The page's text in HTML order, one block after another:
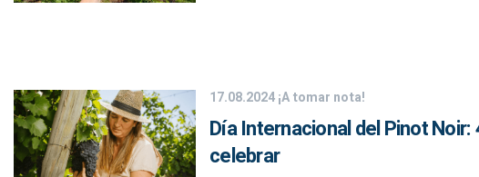
17.08.2024¡A tomar nota!
Día Internacional del Pinot
celebrar